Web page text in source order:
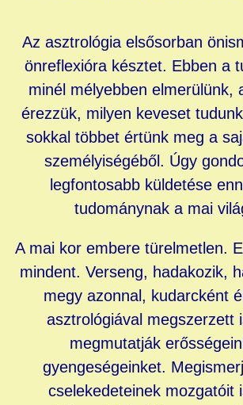
Az asztrológia elsősorban
önreflexióra késztet. Ebben a
minél mélyebben elmerülünk,
érezzük, milyen keveset
sokkal többet értünk meg a
személyiségéből. Úgy
legfontosabb küldetése
tudománynak a mai
A mai kor embere türelmetlen.
mindent. Verseng, hadakozik,
megy azonnal, kudarcként
asztrológiával megszerzett
megmutatják
gyengeségeinket.
cselekedeteinek mozgatóit